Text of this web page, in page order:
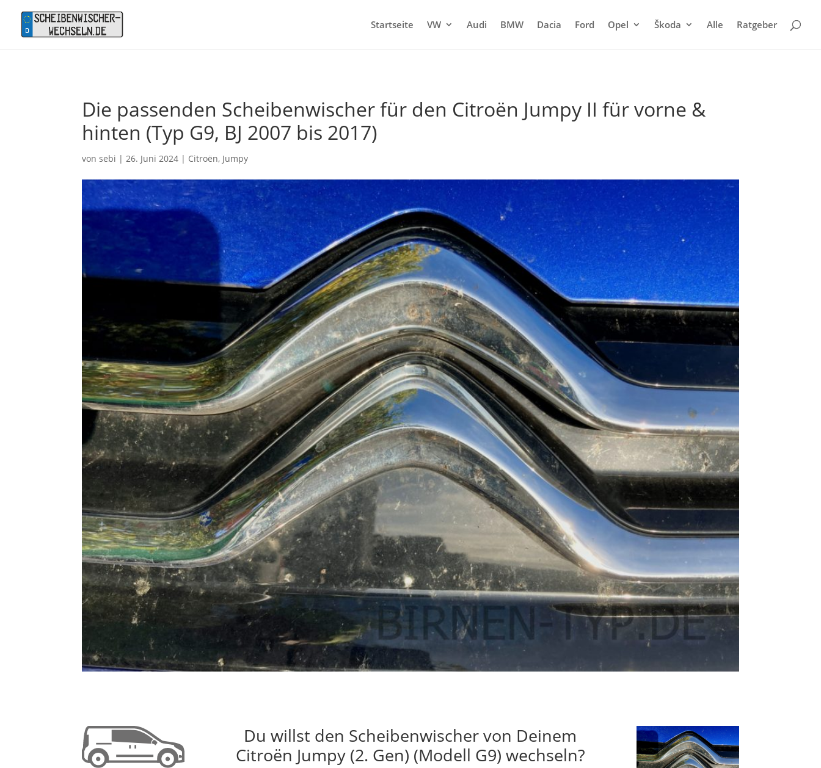
Startseite VW Audi BMW Dacia Ford Opel Škoda Alle Ratgeber
Die passenden Scheibenwischer für den Citroën Jumpy II für vorne &
hinten (Typ G9, BJ 2007 bis 2017)
vonsebi | 26. Juni 2024 | Citroën, Jumpy
Du willst den Scheibenwischer von Deinem
Citroën Jumpy (2. Gen) (Modell G9) wechseln?